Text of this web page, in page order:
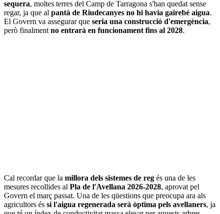
sequera, moltes terres del Camp de Tarragona s'han quedat sense
regar, ja que al pantà de Riudecanyes no hi havia gairebé aigua.
El Govern va assegurar que seria una construcció d'emergència,
però finalment no entrarà en funcionament fins al 2028.
Cal recordar que la millora dels sistemes de reg és una de les
mesures recollides al Pla de l'Avellana 2026-2028, aprovat pel
Govern el març passat. Una de les qüestions que preocupa ara als
agricultors és si l'aigua regenerada serà òptima pels avellaners, ja